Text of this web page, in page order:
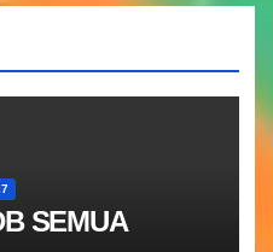
SEMUA